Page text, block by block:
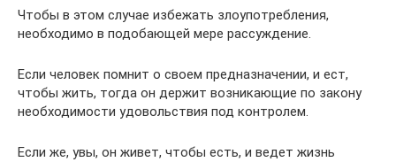
Чтобы в этом случае избежать злоупотребления,
необходимо в подобающей мере рассуждение.
Если человек помнит о своем предназначении, и ест,
чтобы жить, тогда он держит возникающие по закону
необходимости удовольствия под контролем.
Если же, увы, он живет, чтобы есть, и ведет жизнь